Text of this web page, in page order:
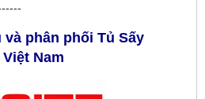
phân phối Tủ Sấy
Nam